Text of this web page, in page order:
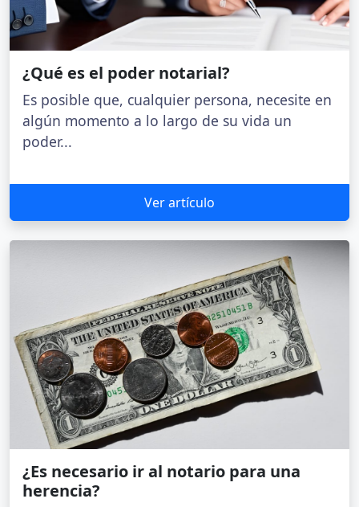
¿Qué es el poder notarial?
Es posible que, cualquier persona, necesite en
algún momento a lo largo de su vida un
poder...
Ver artículo
¿Es necesario ir al notario para una
herencia?